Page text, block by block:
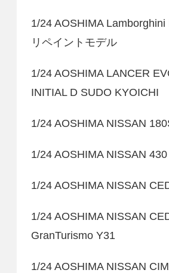
1/24 AOSHIMA
リペイントモデル
1/24 AOSHIMA LANCER
INITIAL D SUDO KYOICHI
1/24 AOSHIMA NISSAN
1/24 AOSHIMA NISSAN
1/24 AOSHIMA NISSAN
1/24 AOSHIMA NISSAN
GranTurismo Y31
1/24 AOSHIMA NISSAN